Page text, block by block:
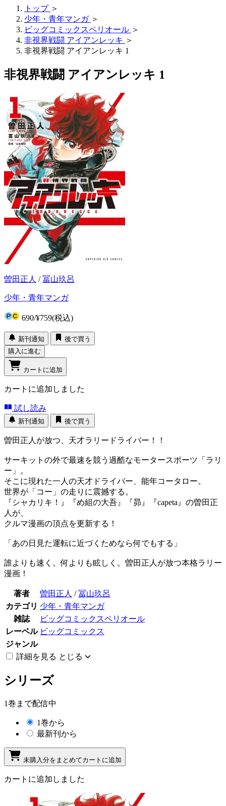
トップ ＞
少年・青年マンガ ＞
ビッグコミックスペリオール ＞
非視界戦闘 アイアンレッキ ＞
非視界戦闘 アイアンレッキ 1
非視界戦闘 アイアンレッキ 1
曽田正人 /冨山玖呂
少年・青年マンガ
690/¥759(税込)
新刊通知
後で買う
購入に進む
カートに追加
カートに追加しました
試し読み
新刊通知 後で買う
曽田正人が放つ、天才ラリードライバー！！
サーキットの外で最速を競う過酷なモータースポーツ「ラリ
ー」。
そこに現れた一人の天才ドライバー、能年コータロー。
世界が「コー」の走りに震撼する。
『シャカリキ！』『め組の大吾』『昴』『capeta』の曽田正
人が、
クルマ漫画の頂点を更新する！
「あの日見た運転に近づくためなら何でもする」
誰よりも速く。何よりも眩しく。曽田正人が放つ本格ラリー
漫画！
著者 曽田正人 /冨山玖呂
カテゴリ 少年・青年マンガ
雑誌
ビッグコミックスペリオール
レーベル ビッグコミックス
ジャンル
詳細を見る とじる
シリーズ
1巻まで配信中
1巻から
最新刊から
未購入分をまとめてカートに追加
カートに追加しました